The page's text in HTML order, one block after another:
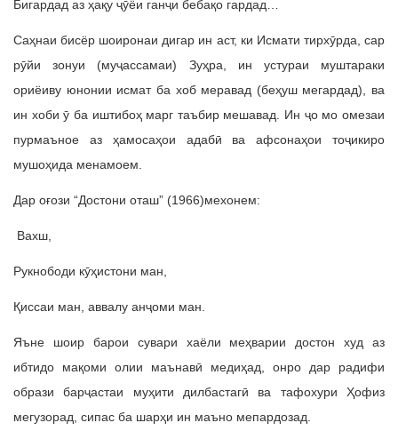
Бигардад аз ҳақу ҷӯёи ганҷи бебақо гардад…
Саҳнаи бисёр шоиронаи дигар ин аст, ки Исмати тирхӯрда, сар
рӯйи зонуи (муҷассамаи) Зуҳра, ин устураи муштараки
ориёиву юнонии исмат ба хоб меравад (беҳуш мегардад), ва
ин хоби ӯ ба иштибоҳ марг таъбир мешавад. Ин ҷо мо омезаи
пурмаъное аз ҳамосаҳои адабӣ ва афсонаҳои тоҷикиро
мушоҳида менамоем.
Дар оғози “Достони оташ” (1966)мехонем:
Вахш,
Рукнободи кӯҳистони ман,
Қиссаи ман, аввалу анҷоми ман.
Яъне шоир барои сувари хаёли меҳварии достон худ аз
ибтидо мақоми олии маънавӣ медиҳад, онро дар радифи
образи барҷастаи муҳити дилбастагӣ ва тафохури Ҳофиз
мегузорад, сипас ба шарҳи ин маъно мепардозад.